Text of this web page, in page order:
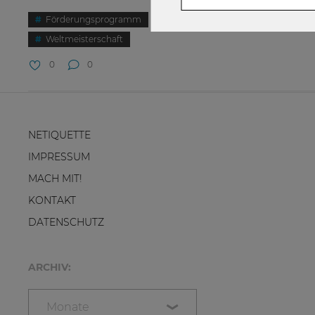
Förderungsprogramm
Weltmeisterschaft
0 0
NETIQUETTE
IMPRESSUM
MACH MIT!
KONTAKT
DATENSCHUTZ
ARCHIV:
Monate